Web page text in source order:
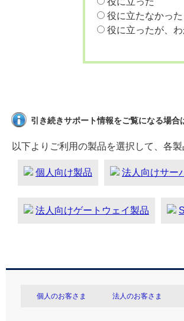
役に立たなかった
役に立ったが、
引き続きサポート情報をご覧になる場合
以下よりご利用の製品を選択して、各
個人向け製品 法人向けサー
法人向けゲートウェイ製品
個人のお客さま 法人のお客さま